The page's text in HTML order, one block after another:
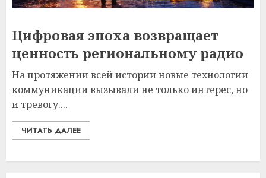
Цифровая эпоха возвращает
ценность региональному радио
На протяжении всей истории новые технологии
коммуникации вызывали не только интерес, но
и тревогу....
ЧИТАТЬ ДАЛЕЕ